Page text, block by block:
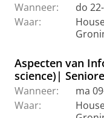
Wanneer:
do
Waar:
Aspecten van
science)|
Wanneer:
ma
Waar: